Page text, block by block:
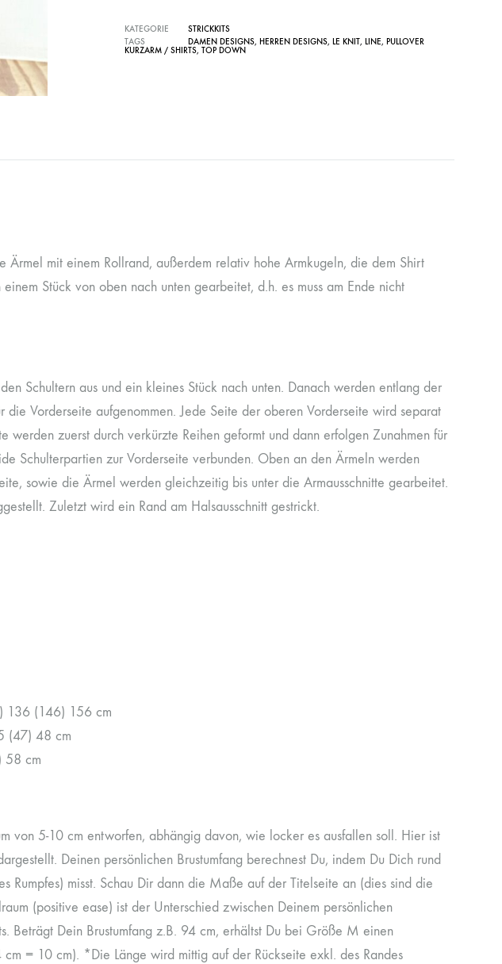
KATEGORIE
STRICKKITS
TAGS
DAMEN DESIGNS, HERREN DESIGNS, LE KNIT, LINE, PULLOVER
KURZARM / SHIRTS, TOP DOWN
Ärmel mit einem Rollrand, außerdem relativ hohe Armkugeln, die dem Shirt
Stück von oben nach unten gearbeitet, d.h. es muss am Ende nicht
Schultern aus und ein kleines Stück nach unten. Danach werden entlang der
die Vorderseite aufgenommen. Jede Seite der oberen Vorderseite wird separat
werden zuerst durch verkürzte Reihen geformt und dann erfolgen Zunahmen für
Schulterpartien zur Vorderseite verbunden. Oben an den Ärmeln werden
sowie die Ärmel werden gleichzeitig bis unter die Armausschnitte gearbeitet.
Zuletzt wird ein Rand am Halsausschnitt gestrickt.
136 (146) 156 cm
(47) 48 cm
58 cm
von 5-10 cm entworfen, abhängig davon, wie locker es ausfallen soll. Hier ist
Deinen persönlichen Brustumfang berechnest Du, indem Du Dich rund
Rumpfes) misst. Schau Dir dann die Maße auf der Titelseite an (dies sind die
(positive ease) ist der Unterschied zwischen Deinem persönlichen
Beträgt Dein Brustumfang z.B. 94 cm, erhältst Du bei Größe M einen
= 10 cm). *Die Länge wird mittig auf der Rückseite exkl. des Randes